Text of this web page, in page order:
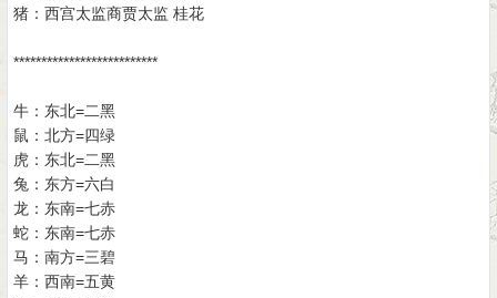
猪：西宫太监商贾太监 桂花
**************************
牛：东北=二黑
鼠：北方=四绿
虎：东北=二黑
兔：东方=六白
龙：东南=七赤
蛇：东南=七赤
马：南方=三碧
羊：西南=五黄